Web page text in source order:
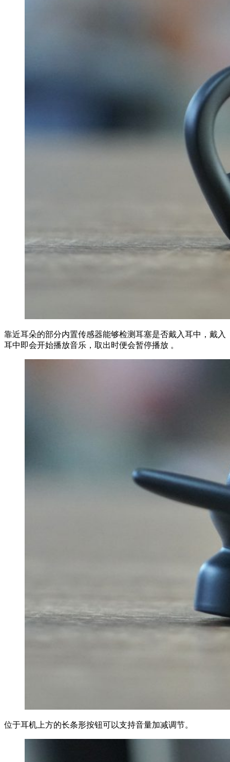
靠近耳朵的部分内置传感器能够检测耳塞是否戴入耳中，戴入
耳中即会开始播放音乐，取出时便会暂停播放 。
位于耳机上方的长条形按钮可以支持音量加减调节。